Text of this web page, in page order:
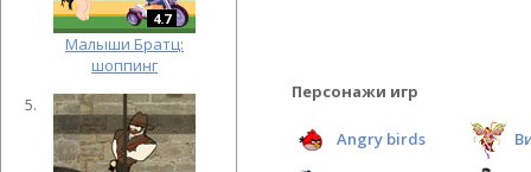
4.7
Малыши Братц:
шоппинг
Персонажи игр
Angry birds